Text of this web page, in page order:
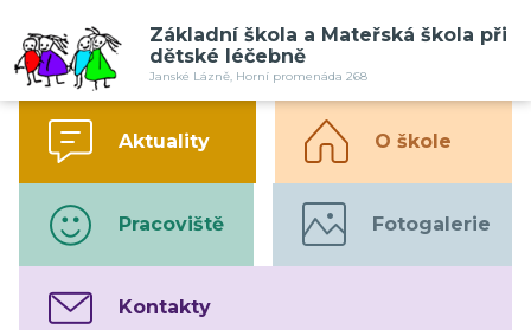
Základní škola a Mateřská škola při
dětské léčebně
Janské Lázně, Horní promenáda 268
Aktuality O škole
Pracoviště Fotogalerie
Kontakty